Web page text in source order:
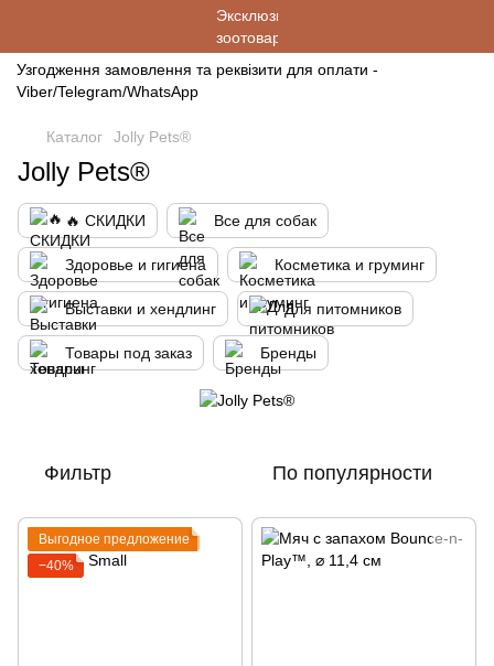
Узгодження замовлення та реквізити для оплати -
Viber/Telegram/WhatsApp
Каталог Jolly Pets®
Jolly Pets®
🔥 СКИДКИ Все для собак
Здоровье и гигиена Косметика и груминг
Выставки и хендлинг Для питомников
Товары под заказ Бренды
Фильтр По популярности
Выгодное предложение
−40%